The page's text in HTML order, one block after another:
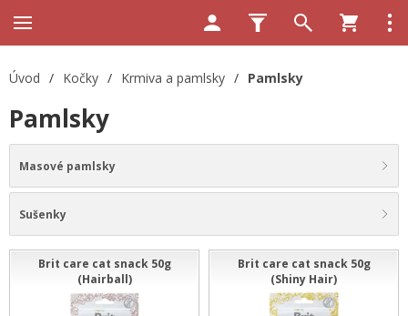
Úvod / Kočky / Krmiva a pamlsky / Pamlsky
Pamlsky
Masové pamlsky
Sušenky
Brit care cat snack 50g
(Hairball)
Brit care cat snack 50g
(Shiny Hair)